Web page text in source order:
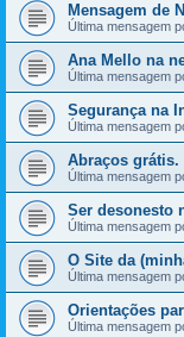
Mensagem de
Última mensagem
Ana Mello na
Última mensagem
Segurança na
Última mensagem
Abraços grátis.
Última mensagem
Ser desonesto
Última mensagem
O Site da
Última mensagem
Orientações
Última mensagem